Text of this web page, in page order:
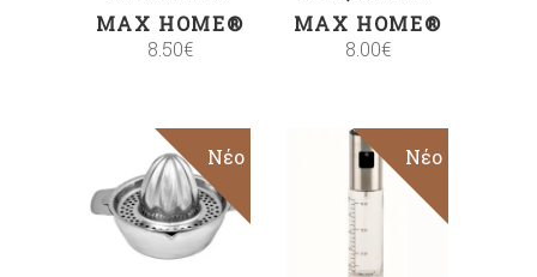
MAX HOME®
8.50€
MAX HOME®
8.00€
Νέο
ΠΡΟΣΘΉΚΗ
ΣΤΟ ΚΑΛΆΘΙ
Νέο
ΠΡΟΣΘΉΚΗ
ΣΤΟ ΚΑΛΆΘΙ